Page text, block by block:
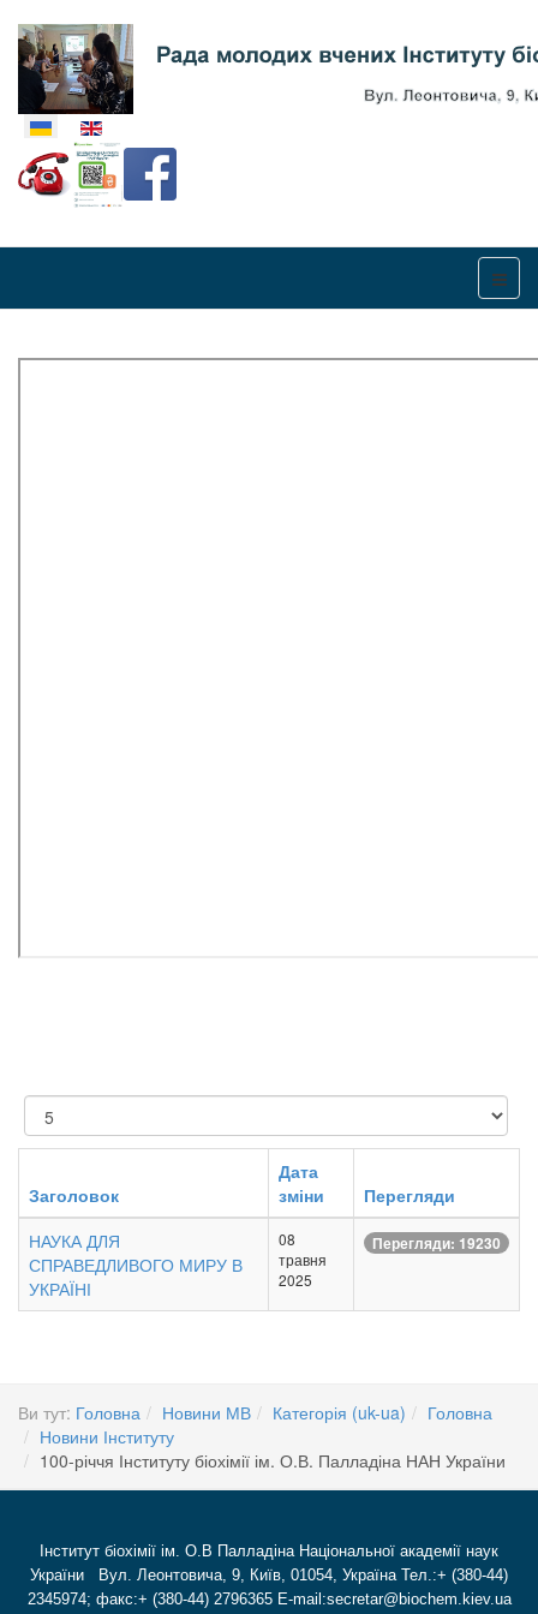
Оберіть свою мову
Показувати
Заголовок
Дата
зміни
Перегляди
НАУКА ДЛЯ
СПРАВЕДЛИВОГО МИРУ В
УКРАЇНІ
08
травня
2025
Перегляди: 19230
Ви тут: Головна Новини МВ Категорія (uk-ua)
Головна
Новини Інституту
100-річчя Інституту біохімії ім. О.В. Палладіна НАН України
Інститут біохімії ім. О.В Палладіна Національної академії наук
України Вул. Леонтовича, 9, Київ, 01054, Україна Тел.:+ (380-44)
2345974; факс:+ (380-44) 2796365 E-mail:secretar@biochem.kiev.ua